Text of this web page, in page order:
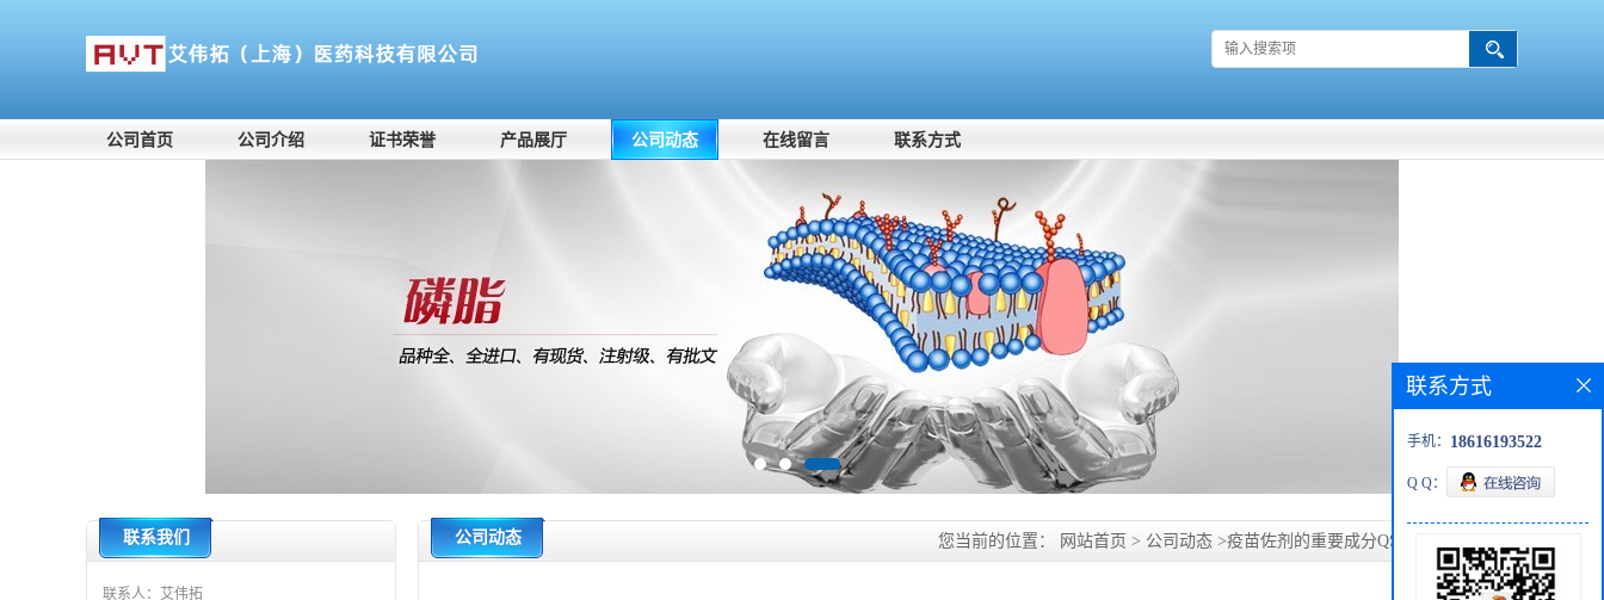
公司首页 公司介绍 证书荣誉 产品展厅 公司动态 在线留言 联系方式
联系我们
联系人：艾伟拓
公司动态 您当前的位置： 网站首页 > 公司动态 >疫苗佐剂的重要成分QS-21的自我介绍
联系方式
手机： 18616193522
Q Q：